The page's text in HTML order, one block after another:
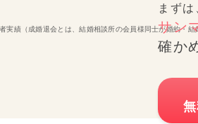
まずは
サン
確か
実績（成婚退会とは、結婚相談所の会員様同士が婚約・